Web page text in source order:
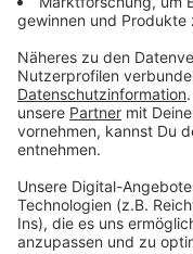
Du